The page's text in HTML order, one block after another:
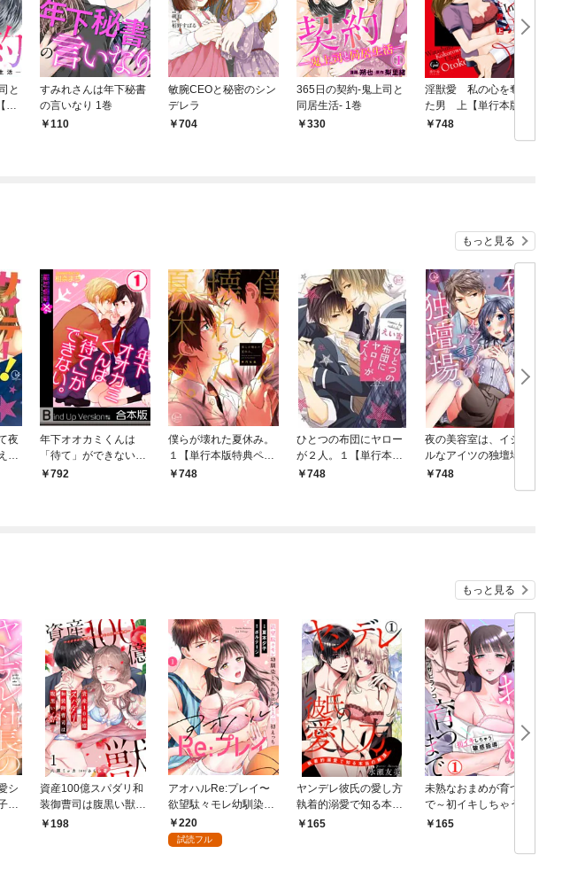
と
豪
1
すみれさんは年下秘書
の言いなり 1巻
110
敏腕CEOと秘密のシン
デレラ
704
365日の契約-鬼上司と
同居生活- 1巻
330
淫獣愛 私の心を奪っ
た男 上【単行本版】
【電子限定ペーパー
748
もっと見る
夜
な
年下オオカミくんは
「待て」ができない。
《合本版》１
792
僕らが壊れた夏休み。
１【単行本版特典ペー
パー付き】
748
ひとつの布団にヤロー
が２人。１【単行本版
特典ペーパー付き】
748
夜の美容室は、イジワ
ルなアイツの独壇場。
１【単行本版特典ペー
748
もっと見る
シ
が
資産100億スパダリ和
装御曹司は腹黒い獣～
イジワルな指遣いから
198
アオハルRe:プレイ〜
欲望駄々モレ幼馴染と
焦れキュンとろ甘初え
っち〜（１）
220
試読フル
ヤンデレ彼氏の愛し方
執着的溺愛で知る本当
の絶頂 1
165
未熟なおまめが育つま
で～初イキしちゃう敏
感指導～1
165